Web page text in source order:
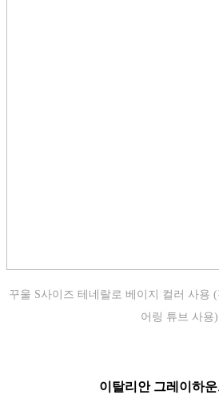
꾸울 S사이즈 테네랄로 베이지 컬러 사용
어링 튜브 사용)
이탈리안 그레이하